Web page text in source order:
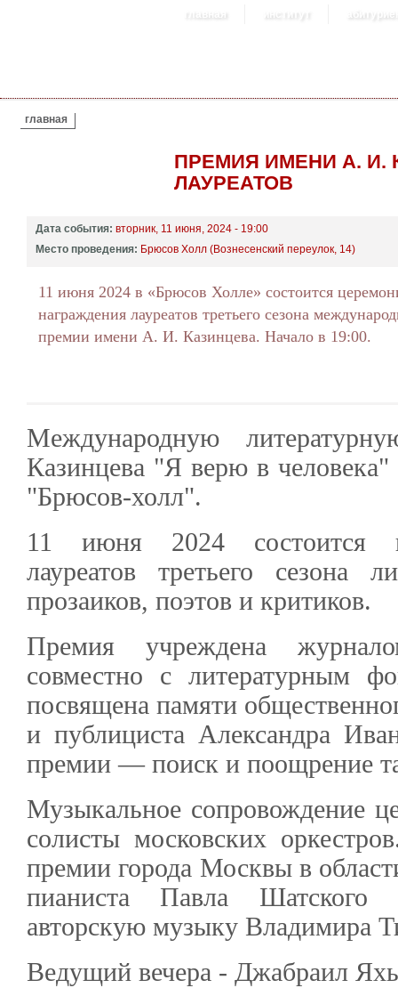
главная институт
ВЫ ЗДЕСЬ
главная
ПРЕМИЯ ИМЕНИ А. И.
ЛАУРЕАТОВ
Дата события: вторник, 11 июня, 2024 - 19:00
Место проведения: Брюсов Холл (Вознесенский переулок, 14)
11 июня 2024 в «Брюсов Холле» состоится
награждения лауреатов третьего сезона
премии имени А. И. Казинцева. Начало в 19:00.
Международную
Казинцева "Я верю в человека"
"Брюсов-холл".
11 июня 2024 состоится
лауреатов третьего сезона
прозаиков, поэтов и критиков.
Премия учреждена
совместно с литературным
посвящена памяти
и публициста Александра
премии — поиск и поощрение
Музыкальное сопровождение
солисты московских
премии города Москвы в
пианиста Павла Шатского
авторскую музыку Владимира
Ведущий вечера - Джабраил